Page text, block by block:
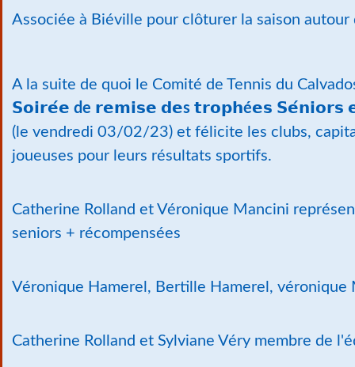
Associée à Biéville pour clôturer la saison
A la suite de quoi le Comité de Tennis du
𝗦𝗼𝗶𝗿𝗲́𝗲 de 𝗿𝗲𝗺𝗶𝘀𝗲 𝗱𝗲s 𝘁𝗿𝗼𝗽𝗵é𝗲𝘀 𝗦𝗲́𝗻𝗶𝗼𝗿𝘀
(le vendredi 03/02/23) et félicite les clubs,
joueuses pour leurs résultats sportifs.
Catherine Rolland et Véronique Mancini
seniors + récompensées
Véronique Hamerel, Bertille Hamerel, véronique
Catherine Rolland et Sylviane Véry membre de